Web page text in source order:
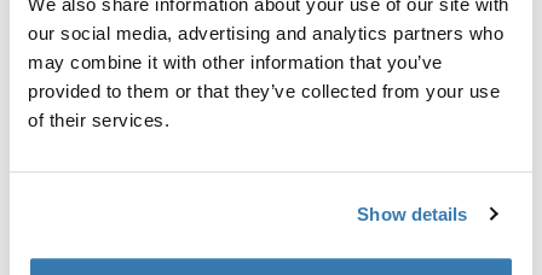
We also share information about your use of our site with
our social media, advertising and analytics partners who
may combine it with other information that you’ve
provided to them or that they’ve collected from your use
of their services.
Show details